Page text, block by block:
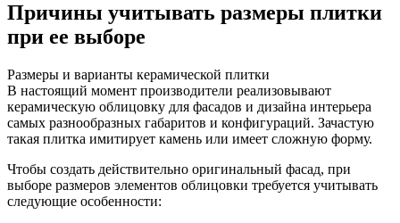
Причины учитывать размеры плитки
при ее выборе
Размеры и варианты керамической плитки
В настоящий момент производители реализовывают
керамическую облицовку для фасадов и дизайна интерьера
самых разнообразных габаритов и конфигураций. Зачастую
такая плитка имитирует камень или имеет сложную форму.
Чтобы создать действительно оригинальный фасад, при
выборе размеров элементов облицовки требуется учитывать
следующие особенности: